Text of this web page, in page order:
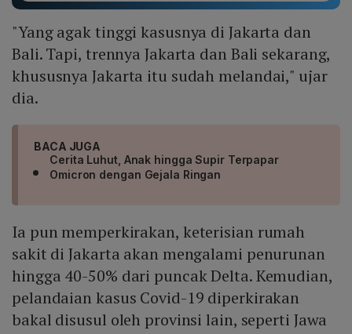
"Yang agak tinggi kasusnya di Jakarta dan
Bali. Tapi, trennya Jakarta dan Bali sekarang,
khususnya Jakarta itu sudah melandai," ujar
dia.
BACA JUGA
Cerita Luhut, Anak hingga Supir Terpapar
Omicron dengan Gejala Ringan
Ia pun memperkirakan, keterisian rumah
sakit di Jakarta akan mengalami penurunan
hingga 40-50% dari puncak Delta. Kemudian,
pelandaian kasus Covid-19 diperkirakan
bakal disusul oleh provinsi lain, seperti Jawa